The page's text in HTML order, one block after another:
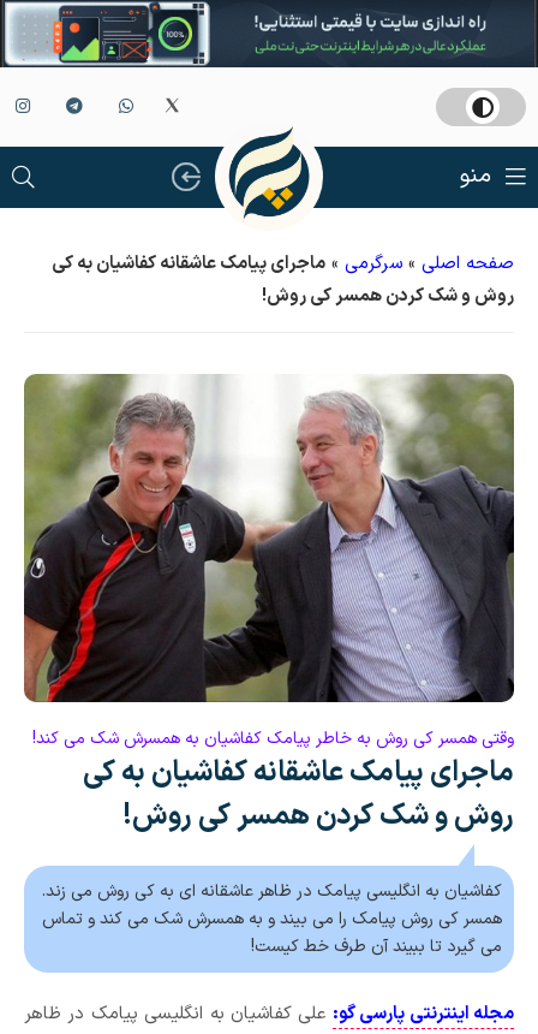
منو
صفحه اصلی » سرگرمی » ماجرای پیامک عاشقانه کفاشیان به کی
روش و شک کردن همسر کی روش!
وقتی همسر کی روش به خاطر پیامک کفاشیان به همسرش شک می کند!
ماجرای پیامک عاشقانه کفاشیان به کی
روش و شک کردن همسر کی روش!
کفاشیان به انگلیسی پیامک در ظاهر عاشقانه ای به کی روش می زند.
همسر کی روش پیامک را می بیند و به همسرش شک می کند و تماس
می گیرد تا ببیند آن طرف خط کیست!
مجله اینترنتی پارسی گو: علی کفاشیان به انگلیسی پیامک در ظاهر